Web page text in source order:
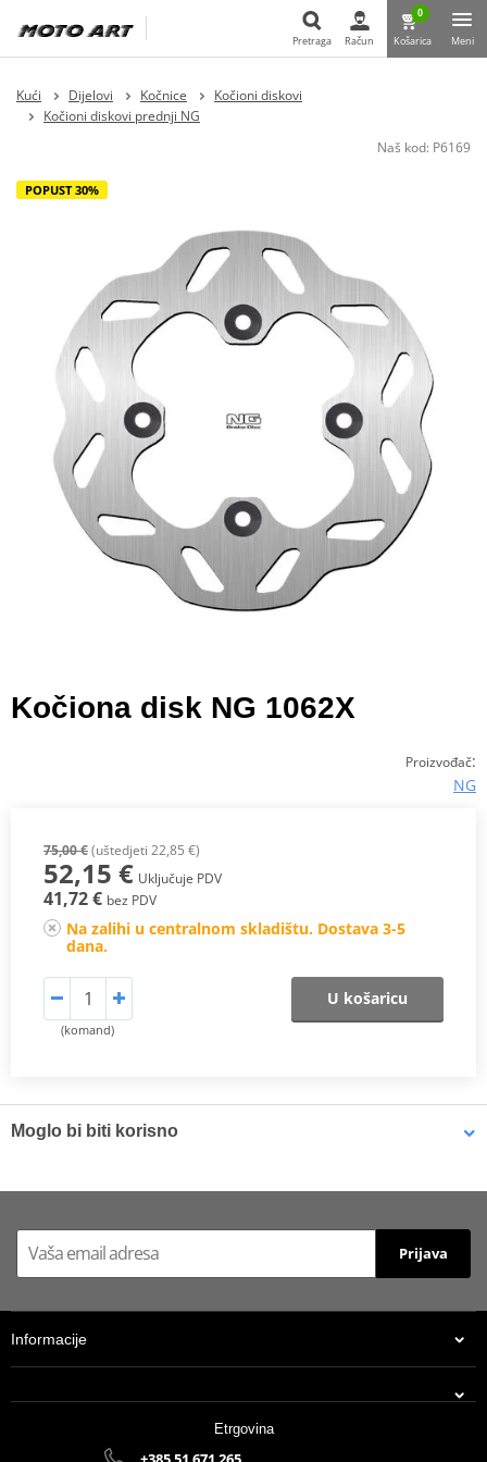
Pretraga Račun
0
Košarica Meni
Kući Dijelovi Kočnice
Kočioni diskovi
Kočioni diskovi prednji NG
Naš kod: P6169
POPUST 30%
Kočiona disk NG 1062X
Proizvođač:
NG
75,00 €(uštedjeti 22,85 €)
52,15 € Uključuje PDV
41,72 € bez PDV
Na zalihi u centralnom skladištu. Dostava 3-5
dana.
(komand)
U košaricu
Moglo bi biti korisno
ml (ideal for workshops)
Prijava
Informacije
Etrgovina